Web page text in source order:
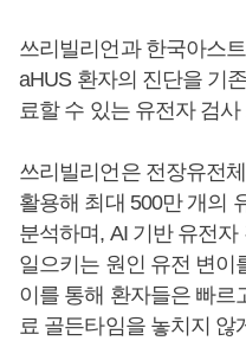
쓰리빌리언과 한국아스
aHUS 환자의 진단을 기
료할 수 있는 유전자 검
쓰리빌리언은 전장유전
활용해 최대 500만 개의
분석하며, AI 기반 유전
일으키는 원인 유전 변이
이를 통해 환자들은 빠르
료 골든타임을 놓치지 않